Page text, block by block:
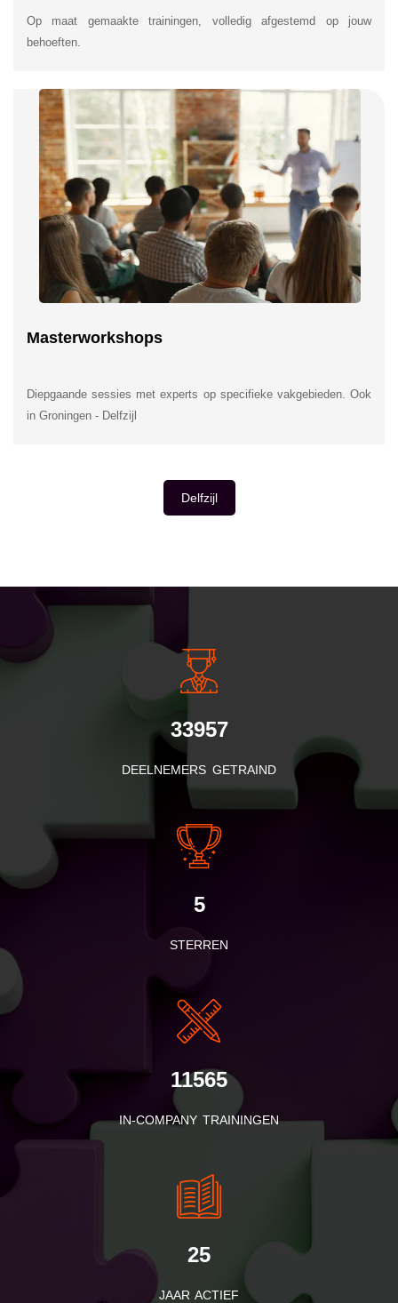
Op maat gemaakte trainingen, volledig afgestemd op jouw
behoeften.
Masterworkshops
Diepgaande sessies met experts op specifieke vakgebieden. Ook
in Groningen - Delfzijl
Delfzijl
INSIDE INFORMATIE
33957
DEELNEMERS GETRAIND
5
STERREN
11565
IN-COMPANY TRAININGEN
25
JAAR ACTIEF